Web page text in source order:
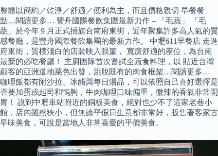
整體以簡約／乾淨／舒適／便利為主，而且價格親切 早餐餐
點…閱讀更多… 豐舟國際餐飲集團最新力作 – 「毛蔬」 「毛
蔬」於今年 9 月正式插旗台南府東街，近年聚集許多高人氣的質
感餐廳，是豐舟國際餐飲集團的最新力作。 中壢611早餐店 走進
府東街，質樸淺白的店裝映入眼簾， 寬廣舒適的座位，為台南
最新的必吃餐廳！ 主廚團隊首次嘗試全蔬食料理，以 貼近台灣
顧客的亞洲道地菜色出發，跳脫既有的肉食框架…閱讀更多…
咖哩飯都有附沙拉、冰醋與每日湯品，可以依照自己喜好選擇是
否要加蛋或起司和鴨胸，牛肉咖哩口味偏重，微辣的香氣非常開
胃！ 說到中壢車站附近的銅板美食，絕對也少不了這家老巷小
館，店內雖然狹小，但無論平假日生意都非常好，販售著客家古
早味美食，可說是當地人非常喜愛的平價美食。